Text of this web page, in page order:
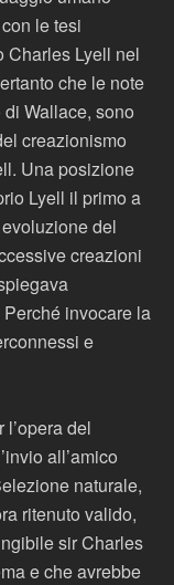
le tesi
Charles Lyell nel
che le note
Wallace, sono
creazionismo
Una posizione
Lyell il primo a
del
creazioni
invocare la
e
del
all’amico
naturale,
ritenuto valido,
sir Charles
e che avrebbe